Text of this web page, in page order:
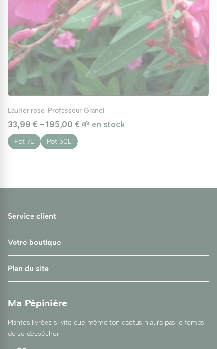
Laurier rose 'Professeur Granel'
33,99 € – 195,00 € 🌱 en stock
Pot 7L Pot 50L
Service client
Votre boutique
Plan du site
Ma Pépinière
Plantes livrées si vite que même ton cactus n’aura pas le temps
de se dessécher !